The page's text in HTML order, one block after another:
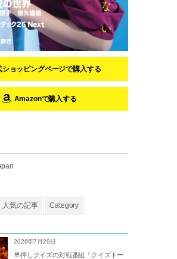
ショッピングページで購入する
Amazonで購入する
人気の記事 Category
2026年7月29日
早押しクイズの対戦番組「クイズトー